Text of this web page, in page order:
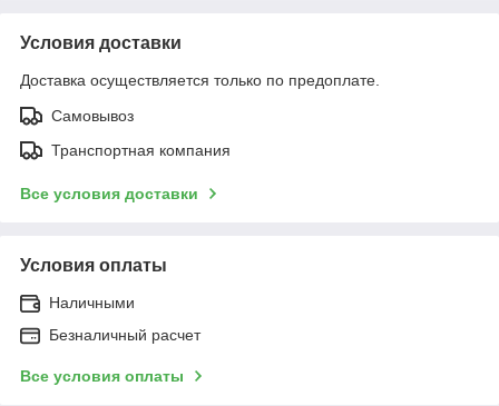
Условия доставки
Доставка осуществляется только по предоплате.
Самовывоз
Транспортная компания
Все условия доставки
Условия оплаты
Наличными
Безналичный расчет
Все условия оплаты